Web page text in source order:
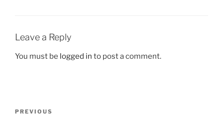
Leave a Reply
You must be logged in to post a comment.
Previous
PREVIOUS